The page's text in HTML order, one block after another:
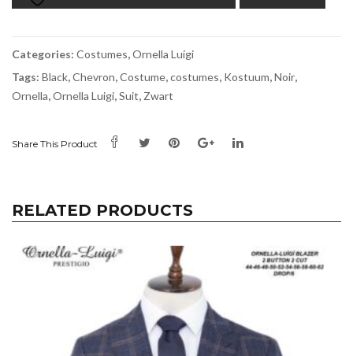
Categories: Costumes,Ornella Luigi
Tags: Black,Chevron,Costume,costumes, Kostuum,Noir,
Ornella,Ornella Luigi,Suit, Zwart
Share This Product
RELATED PRODUCTS